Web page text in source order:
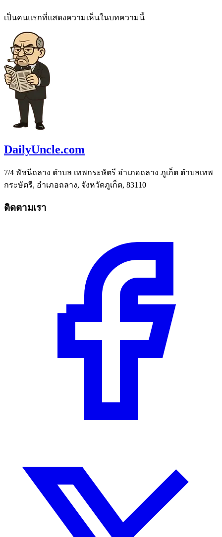
เป็นคนแรกที่แสดงความเห็นในบทความนี้
DailyUncle.com
7/4 พัชนีถลาง ตำบล เทพกระษัตรี อำเภอถลาง ภูเก็ต ตำบลเทพ
กระษัตรี, อำเภอถลาง, จังหวัดภูเก็ต, 83110
ติดตามเรา